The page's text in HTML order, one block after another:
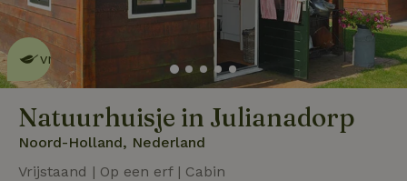
Dit natuurhuisje is eco-
vriendelijk
Natuurhuisje in Julianadorp
Noord-Holland, Nederland
Vrijstaand | Op een erf | Cabin